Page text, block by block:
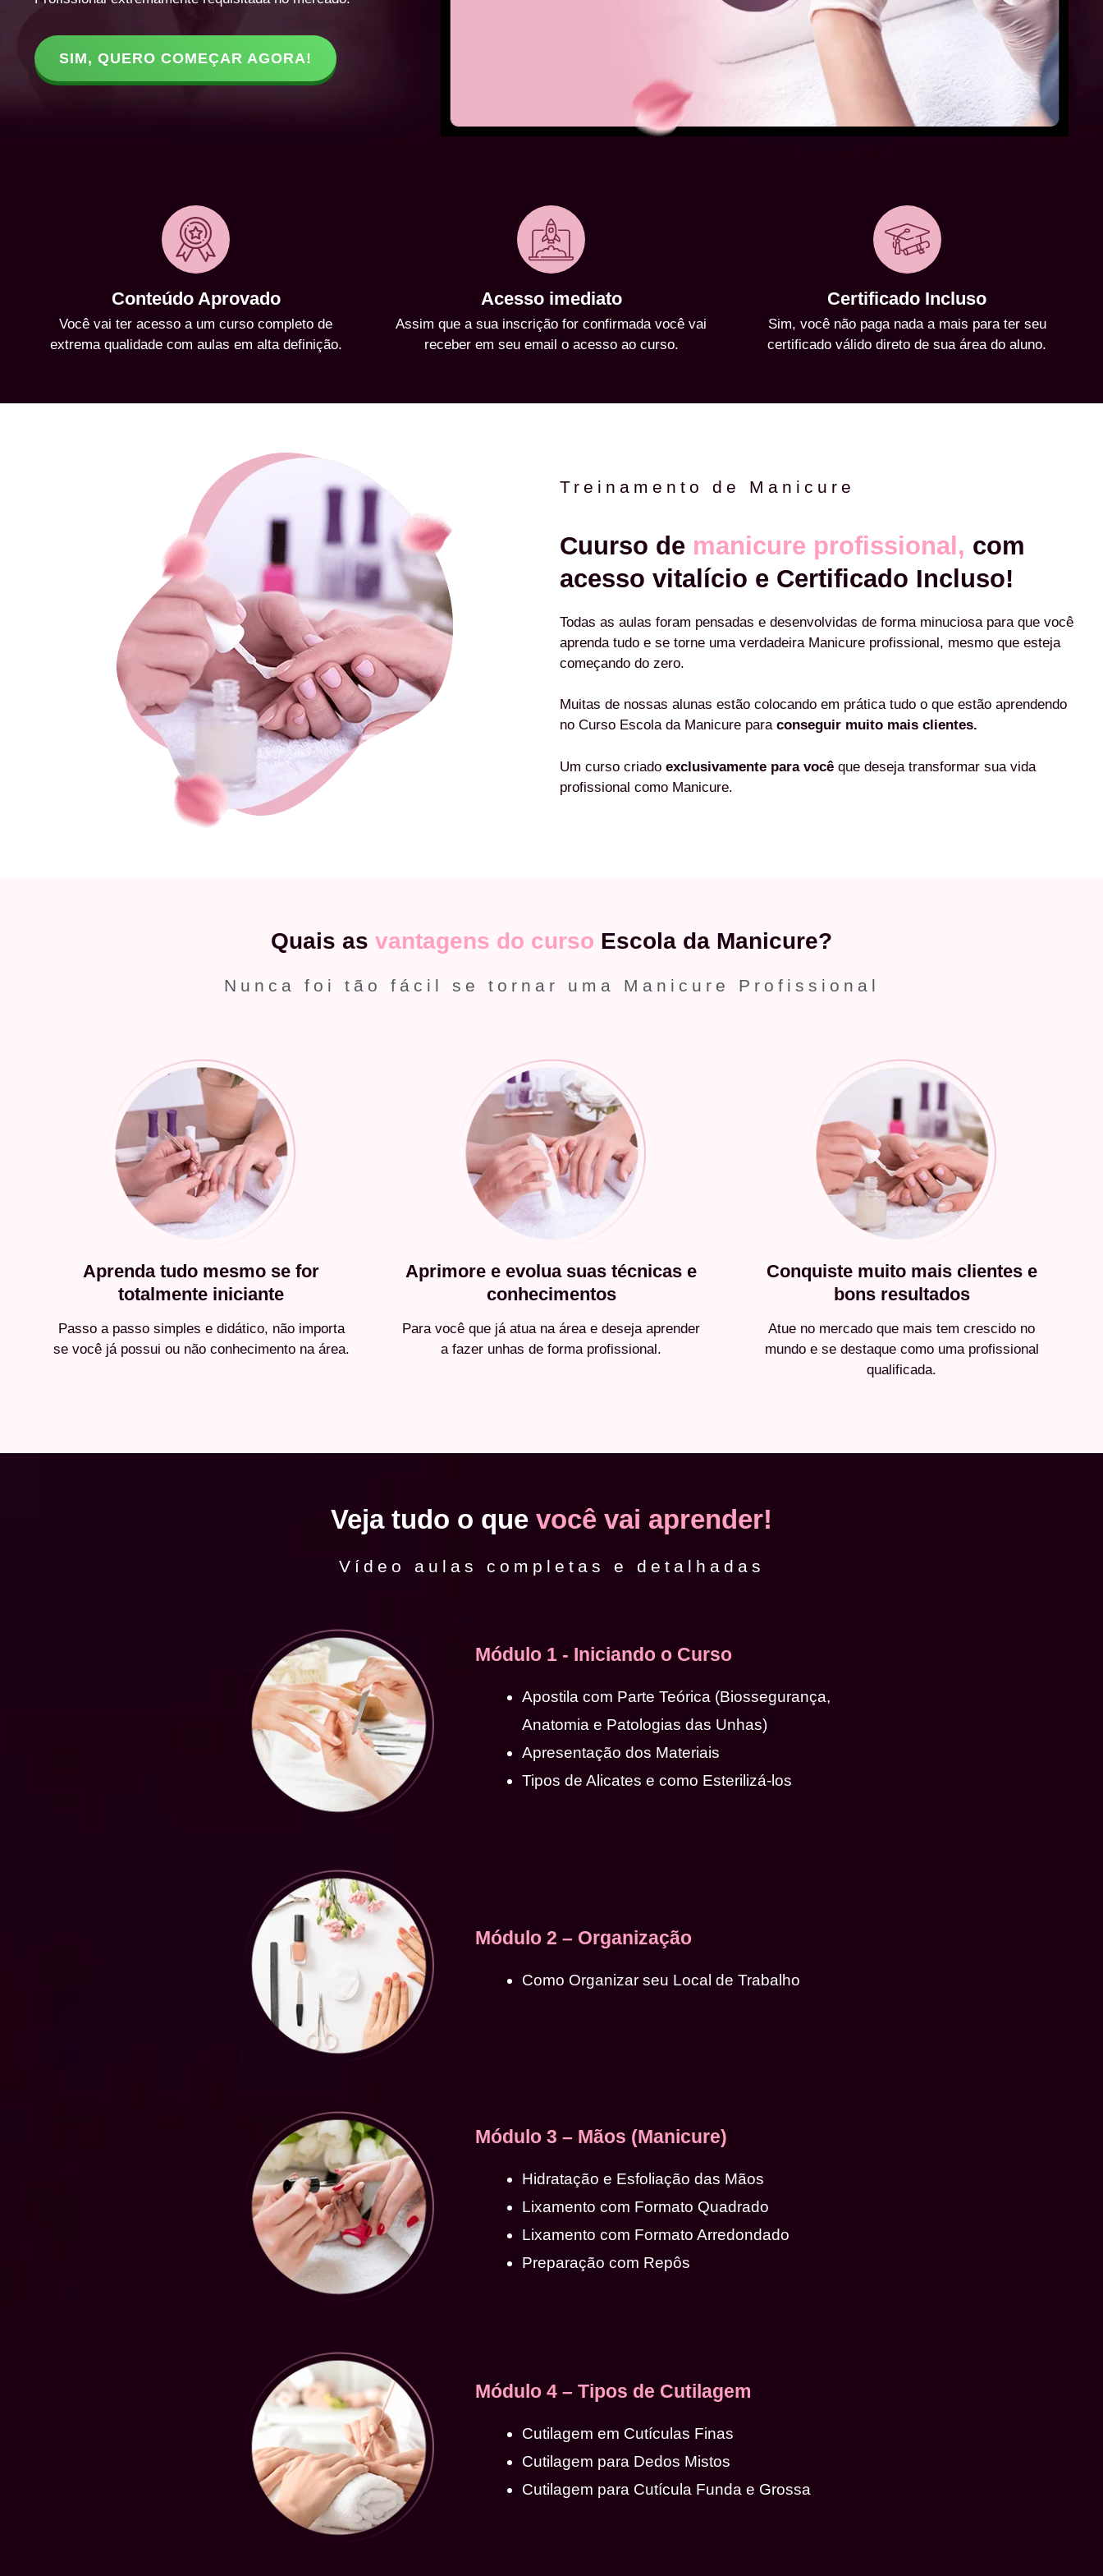
SIM, QUERO COMEÇAR AGORA!
Conteúdo Aprovado
Você vai ter acesso a um curso completo de
extrema qualidade com aulas em alta definição.
Acesso imediato
Assim que a sua inscrição for confirmada você vai
receber em seu email o acesso ao curso.
Certificado Incluso
Sim, você não paga nada a mais para ter seu
certificado válido direto de sua área do aluno.
Treinamento de Manicure
Cuurso de manicure profissional, com
acesso vitalício e Certificado Incluso!
Todas as aulas foram pensadas e desenvolvidas de forma minuciosa para que você
aprenda tudo e se torne uma verdadeira Manicure profissional, mesmo que esteja
começando do zero.
Muitas de nossas alunas estão colocando em prática tudo o que estão aprendendo
no Curso Escola da Manicure para conseguir muito mais clientes.
Um curso criado exclusivamente para você que deseja transformar sua vida
profissional como Manicure.
Quais as vantagens do curso Escola da Manicure?
Nunca foi tão fácil se tornar uma Manicure Profissional
Aprenda tudo mesmo se for
totalmente iniciante
Passo a passo simples e didático, não importa
se você já possui ou não conhecimento na área.
Aprimore e evolua suas técnicas e
conhecimentos
Para você que já atua na área e deseja aprender
a fazer unhas de forma profissional.
Conquiste muito mais clientes e
bons resultados
Atue no mercado que mais tem crescido no
mundo e se destaque como uma profissional
qualificada.
Veja tudo o que você vai aprender!
Vídeo aulas completas e detalhadas
Módulo 1 - Iniciando o Curso
Apostila com Parte Teórica (Biossegurança,
Anatomia e Patologias das Unhas)
Apresentação dos Materiais
Tipos de Alicates e como Esterilizá-los
Módulo 2 – Organização
Como Organizar seu Local de Trabalho
Módulo 3 – Mãos (Manicure)
Hidratação e Esfoliação das Mãos
Lixamento com Formato Quadrado
Lixamento com Formato Arredondado
Preparação com Repôs
Módulo 4 – Tipos de Cutilagem
Cutilagem em Cutículas Finas
Cutilagem para Dedos Mistos
Cutilagem para Cutícula Funda e Grossa